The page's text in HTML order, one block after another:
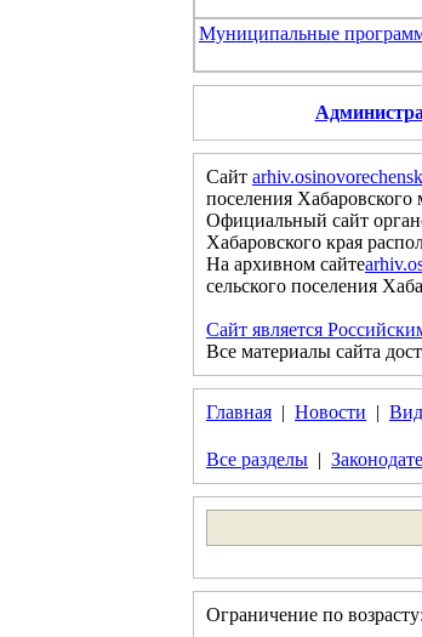
Муниципальные
Сайт
поселения
Официальный сайт
Хабаровского края
На архивном сайте
сельского поселения
Сайт является
Все материалы сайта
Главная | Новости |
Все разделы |
Ограничение по возрасту: